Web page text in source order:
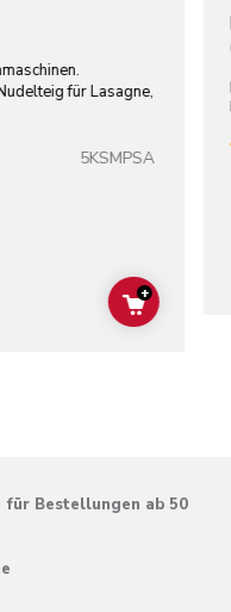
für Lasagne,
5KSMPSA
ADD TO
+
Bestellungen ab 50